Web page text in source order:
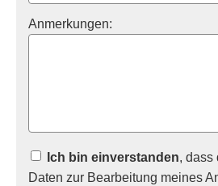
Anmerkungen:
Ich bin einverstanden, dass
Daten zur Bearbeitung meines